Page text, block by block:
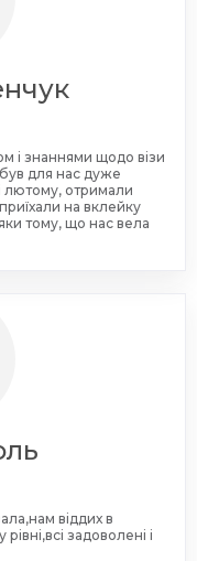
і знаннями щодо візи
був для нас дуже
лютому, отримали
на вклейку
тому, що нас вела
віддих в
задоволені і